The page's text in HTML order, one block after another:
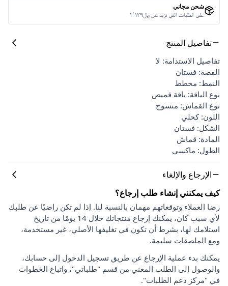
شحن مجاني
على الطلبات التي تزيد عن ﷼١٬١٢٩
تفاصيل المنتج
تفاصيل الاستدامة: لا
القصة: فستان
النمط: مخطط
نوع الياقة: ياقة قميص
نوع القماش: منسوج
اللون: كحلي
الشكل: فستان
المادة: قماش
الطول: ماكسي
الإرجاع والإلغاء
كيف يمكنني إنشاء طلب إرجاع؟
رضا العملاء وتوقعاتهم مهمان بالنسبة لنا. إذا لم تكن راضيًا عن طلبك
لأي سبب كان، يمكنك إرجاع منتجاتك خلال 14 يومًا من تاريخ
استلامك لها، بشرط أن تكون في تغليفها الأصلي، غير مستخدمة،
ومع الملصقات سليمة.
يمكنك بدء عملية الإرجاع عن طريق تسجيل الدخول إلى حسابك،
والوصول إلى الطلب المعني من قسم "طلباتي"، واتباع الخطوات
في "مركز دعم الطلبات".